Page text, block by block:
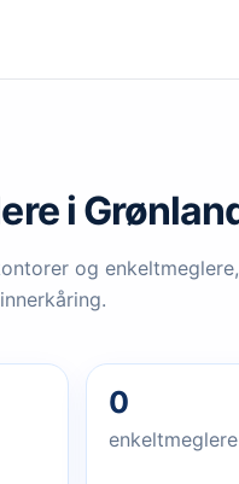
i
og
0